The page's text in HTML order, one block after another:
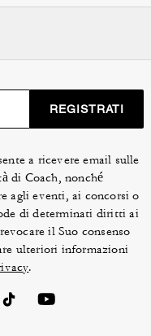
REGISTRATI
a ricevere email sulle
di Coach, nonché
agli eventi, ai concorsi o
di determinati diritti ai
il Suo consenso
ulteriori informazioni
.